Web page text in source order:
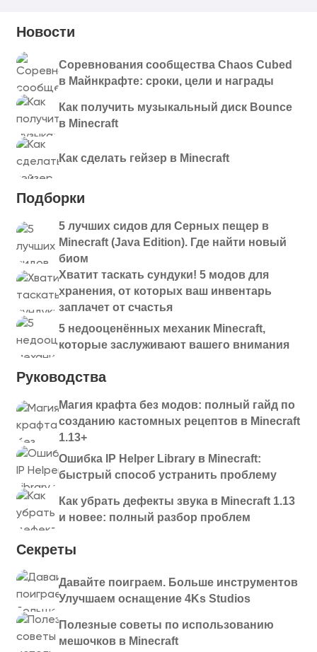
Новости
Соревнования сообщества Chaos Cubed
в Майнкрафте: сроки, цели и награды
Как получить музыкальный диск Bounce
в Minecraft
Как сделать гейзер в Minecraft
Подборки
5 лучших сидов для Серных пещер в
Minecraft (Java Edition). Где найти новый
биом
Хватит таскать сундуки! 5 модов для
хранения, от которых ваш инвентарь
заплачет от счастья
5 недооценённых механик Minecraft,
которые заслуживают вашего внимания
Руководства
Магия крафта без модов: полный гайд по
созданию кастомных рецептов в Minecraft
1.13+
Ошибка IP Helper Library в Minecraft:
быстрый способ устранить проблему
Как убрать дефекты звука в Minecraft 1.13
и новее: полный разбор проблем
Секреты
Давайте поиграем. Больше инструментов
Улучшаем оснащение 4Ks Studios
Полезные советы по использованию
мешочков в Minecraft